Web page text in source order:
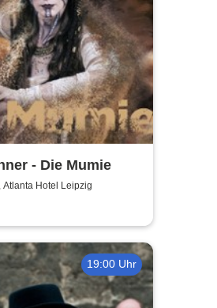
- Die Mumie
Atlanta Hotel Leipzig
19:00 Uhr